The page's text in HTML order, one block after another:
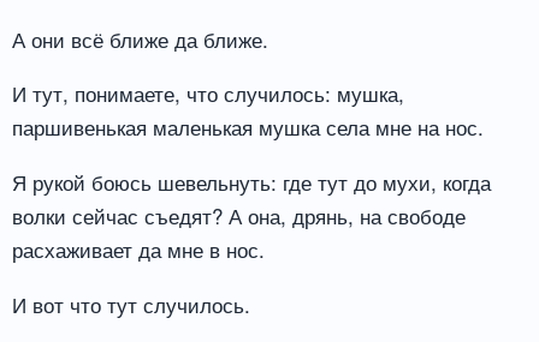
А они всё ближе да ближе.
И тут, понимаете, что случилось: мушка,
паршивенькая маленькая мушка села мне на нос.
Я рукой боюсь шевельнуть: где тут до мухи, когда
волки сейчас съедят? А она, дрянь, на свободе
расхаживает да мне в нос.
И вот что тут случилось.